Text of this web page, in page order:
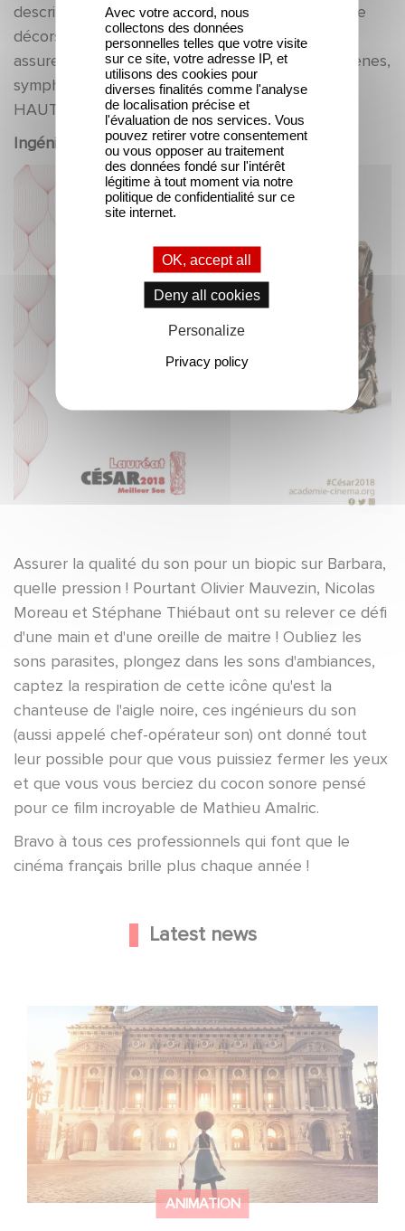
description de l'auteur dans son best-seller. Entre
décors naturels et studio, le chef décorateur va
assurer une cohérence entre l'intégralité des scènes,
symphonie visuelle réussie pour AU REVOIR LÀ-
HAUT.
Ingénieur du son :
Assurer la qualité du son pour un biopic sur Barbara,
quelle pression ! Pourtant Olivier Mauvezin, Nicolas
Moreau et Stéphane Thiébaut ont su relever ce défi
d'une main et d'une oreille de maitre ! Oubliez les
sons parasites, plongez dans les sons d'ambiances,
captez la respiration de cette icône qu'est la
chanteuse de l'aigle noire, ces ingénieurs du son
(aussi appelé chef-opérateur son) ont donné tout
leur possible pour que vous puissiez fermer les yeux
et que vous vous berciez du cocon sonore pensé
pour ce film incroyable de Mathieu Amalric.
Bravo à tous ces professionnels qui font que le
cinéma français brille plus chaque année !
Latest news
ANIMATION
Gaumont and Good Hero Announce the Sequel to Leap !
Avec votre accord, nous
collectons des données
personnelles telles que votre visite
sur ce site, votre adresse IP, et
utilisons des cookies pour
diverses finalités comme l'analyse
de localisation précise et
l'évaluation de nos services. Vous
pouvez retirer votre consentement
ou vous opposer au traitement
des données fondé sur l'intérêt
légitime à tout moment via notre
politique de confidentialité sur ce
site internet.
OK, accept all
Deny all cookies
Personalize
Privacy policy